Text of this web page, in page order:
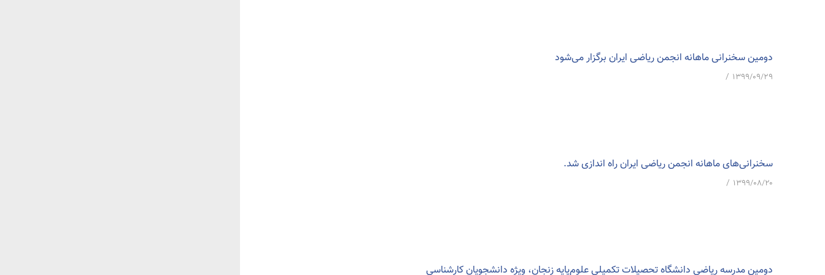
دومین سخنرانی ماهانه انجمن ریاضی ایران برگزار می‌شود
۱۳۹۹/۰۹/۲۹ /
سخنرانی‌های ماهانه انجمن ریاضی ایران راه اندازی شد.
۱۳۹۹/۰۸/۲۰ /
دومین مدرسه ریاضی دانشگاه تحصیلات تکمیلی علوم‌پایه زنجان، ویژه دانشجویان کارشناسی